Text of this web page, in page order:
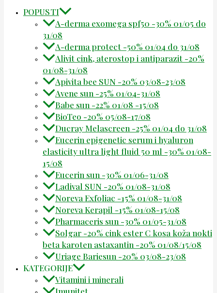
POPUSTI
A-derma exomega spf50 -30% 01/05 do
31/08
A-derma protect -50% 01/04 do 31/08
Alivit cink, aterostop i antiparazit -20%
01/08-31/08
Apivita bee SUN -20% 03/08-23/08
Avene sun -25% 01/04-31/08
Babe sun -22% 01/08 -15/08
BioTeo -20% 05/08-17/08
Ducray Melascreen -25% 01/04 do 31/08
Eucerin epigenetic serum i hyaluron
elasticity ultra light fluid 50 ml -30% 01/08-
15/08
Eucerin sun -30% 01/06-31/08
Ladival SUN -20% 01/08-31/08
Noreva Exfoliac -15% 01/08-31/08
Noreva Kerapil -15% 01/08-15/08
Pharmaceris sun -30% 01/05-31/08
Solgar -20% cink ester C kosa koža nokti
beta karoten astaxantin -20% 01/08/15/08
Uriage Bariesun -20% 03/08-23/08
KATEGORIJE
Vitamini i minerali